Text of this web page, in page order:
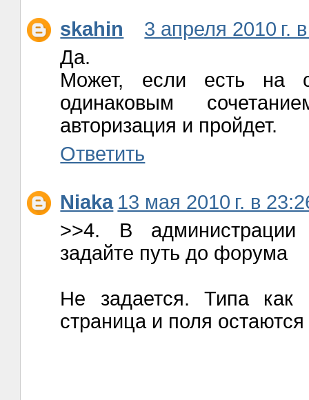
skahin
3 апреля 2010 г.
Да.
Может, если есть на
одинаковым
авторизация и пройдет.
Ответить
Niaka 13 мая 2010 г. в
>>4. В администрации
задайте путь до форума
Не задается. Типа как
страница и поля